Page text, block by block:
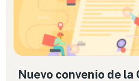
Nuevo convenio de la